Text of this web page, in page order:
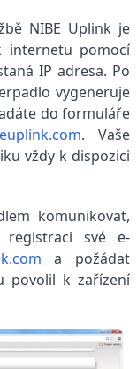
NIBE Uplink je
internetu pomocí
IP adresa. Po
vygeneruje
do formuláře
. Vaše
vždy k dispozici
komunikovat,
registraci své e-
a požádat
povolil k zařízení